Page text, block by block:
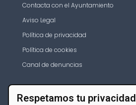
Contacta con el Ayuntamiento
Aviso Legal
Política de privacidad
Política de cookies
Canal de denuncias
Respetamos tu privacidad